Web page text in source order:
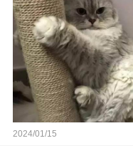
2024/01/15